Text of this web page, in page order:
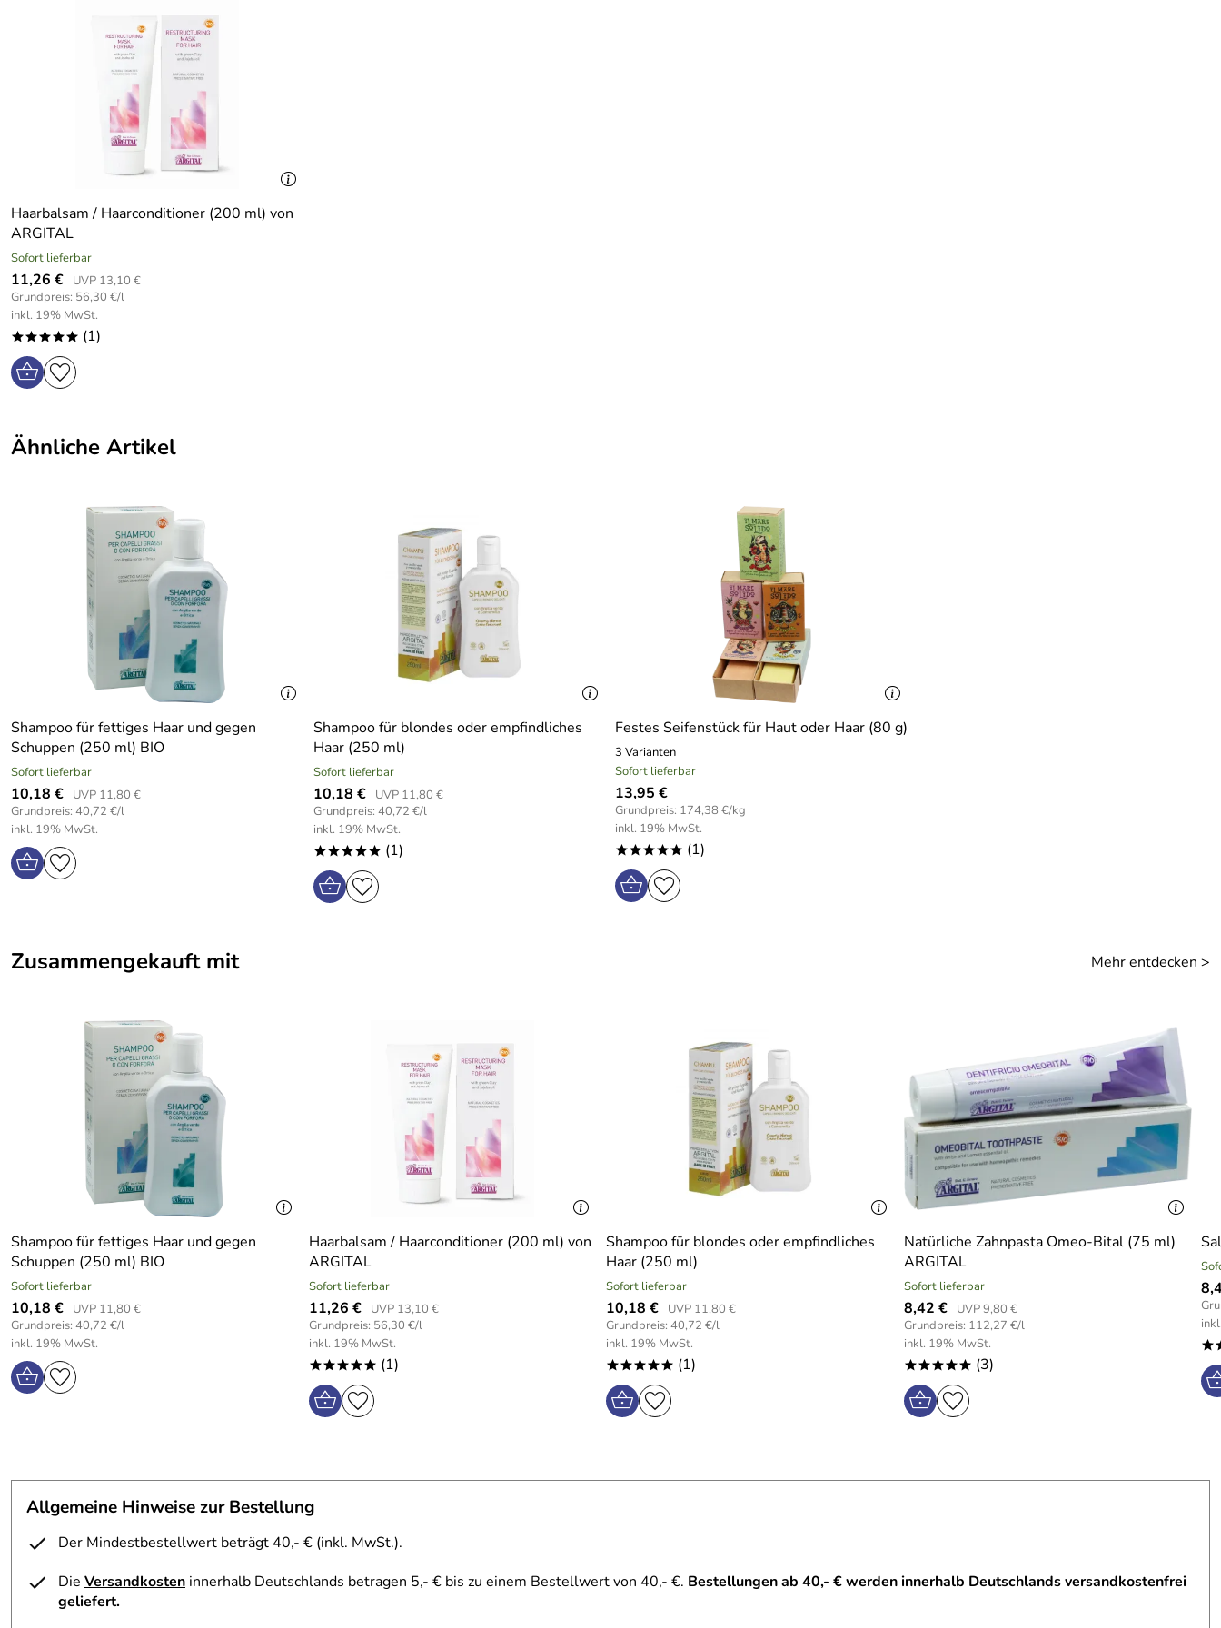
ARGITAL verwendet keinerlei künstliche Konservierungs-,
Farb- oder Duftstoffe und wird nicht an Tieren getestet:
Haarbalsam / Haarconditioner (200 ml) von
ARGITAL
Sofort lieferbar
11,26 €
UVP 13,10 €
Grundpreis: 56,30 €/l
inkl. 19% MwSt.
***** (1)
Ähnliche Artikel
Shampoo für fettiges Haar und gegen
Schuppen (250 ml) BIO
Sofort lieferbar
10,18 €
UVP 11,80 €
Grundpreis: 40,72 €/l
inkl. 19% MwSt.
Shampoo für blondes oder empfindliches
Haar (250 ml)
Sofort lieferbar
10,18 €
UVP 11,80 €
Grundpreis: 40,72 €/l
inkl. 19% MwSt.
***** (1)
Festes Seifenstück für Haut oder Haar (80 g)
3 Varianten
Sofort lieferbar
13,95 €
Grundpreis: 174,38 €/kg
inkl. 19% MwSt.
***** (1)
Zusammengekauft mit Mehr entdecken >
Shampoo für fettiges Haar und gegen
Schuppen (250 ml) BIO
Sofort lieferbar
10,18 €
UVP 11,80 €
Grundpreis: 40,72 €/l
inkl. 19% MwSt.
Haarbalsam / Haarconditioner (200 ml) von
ARGITAL
Sofort lieferbar
11,26 €
UVP 13,10 €
Grundpreis: 56,30 €/l
inkl. 19% MwSt.
***** (1)
Shampoo für blondes oder empfindliches
Haar (250 ml)
Sofort lieferbar
10,18 €
UVP 11,80 €
Grundpreis: 40,72 €/l
inkl. 19% MwSt.
***** (1)
Natürliche Zahnpasta Omeo-Bital (75 ml)
ARGITAL
Sofort lieferbar
8,42 €
UVP 9,80 €
Grundpreis: 112,27 €/l
inkl. 19% MwSt.
***** (3)
Allgemeine Hinweise zur Bestellung
Der Mindestbestellwert beträgt 40,- € (inkl. MwSt.).
Die Versandkosten innerhalb Deutschlands betragen 5,- € bis zu einem Bestellwert von 40,- €. Bestellungen ab 40,- € werden innerhalb Deutschlands versandkostenfrei
geliefert.